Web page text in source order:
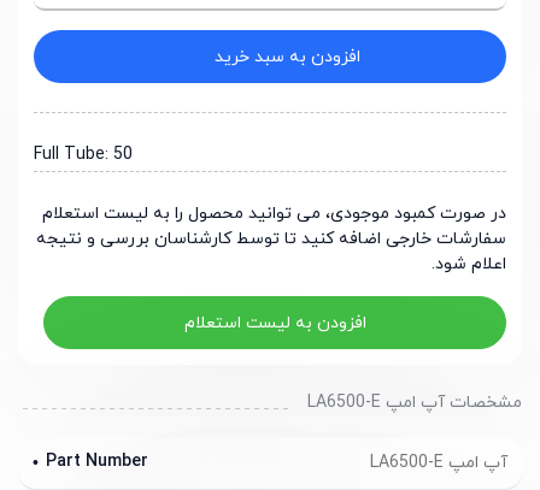
افزودن به سبد خرید
Full Tube: 50
در صورت کمبود موجودی، می توانید محصول را به لیست استعلام
سفارشات خارجی اضافه کنید تا توسط کارشناسان بررسی و نتیجه
اعلام شود.
افزودن به لیست استعلام
مشخصات آپ امپ LA6500-E
آپ امپ LA6500-E Part Number